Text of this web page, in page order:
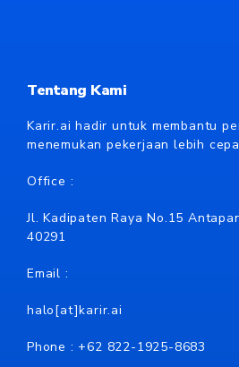
Tentang Kami
Karir.ai hadir untuk membantu
menemukan pekerjaan lebih
Office :
Jl. Kadipaten Raya No.15
40291
Email :
halo[at]karir.ai
Phone : +62 822-1925-8683